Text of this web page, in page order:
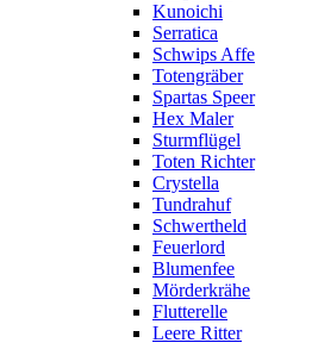
Kunoichi
Serratica
Schwips Affe
Totengräber
Spartas Speer
Hex Maler
Sturmflügel
Toten Richter
Crystella
Tundrahuf
Schwertheld
Feuerlord
Blumenfee
Mörderkrähe
Flutterelle
Leere Ritter